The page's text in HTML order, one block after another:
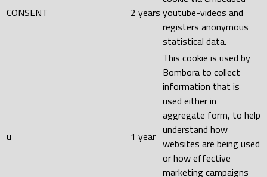
CONSENT 2 years youtube-videos and
registers anonymous
statistical data.
u 1 year
This cookie is used by
Bombora to collect
information that is
used either in
aggregate form, to help
understand how
websites are being used
or how effective
marketing campaigns